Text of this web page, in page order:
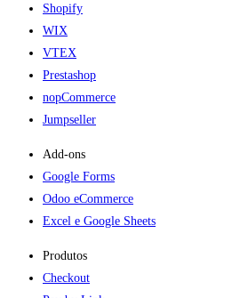
Shopify
WIX
VTEX
Prestashop
nopCommerce
Jumpseller
Add-ons​
Google Forms
Odoo eCommerce
Excel e Google Sheets
Produtos
Checkout